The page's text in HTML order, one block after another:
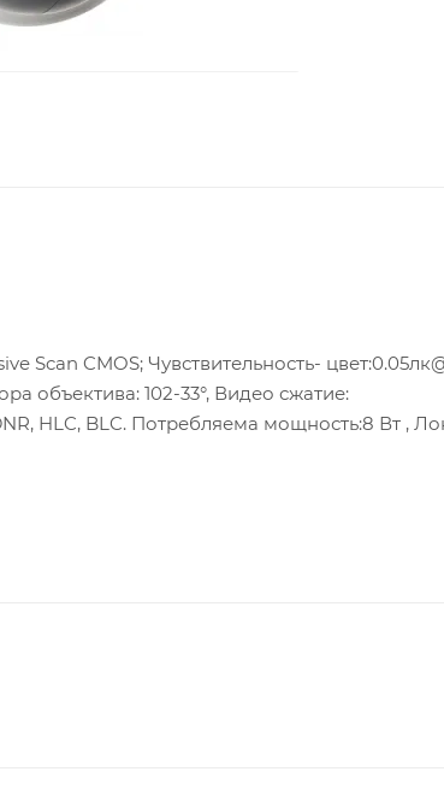
CMOS; Чувствительность-
объектива: 102-33°, Видео сжатие:
HLC, BLC. Потребляема мощность:8 Вт ,